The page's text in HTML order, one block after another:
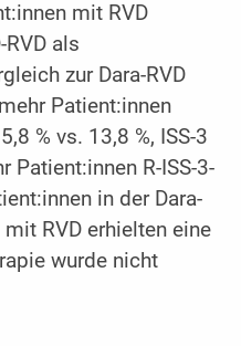
mit RVD
als
zur Dara-RVD
Patient:innen
% vs. 13,8 %, ISS-3
Patient:innen R-ISS-3-
in der Dara-
mit RVD erhielten eine
wurde nicht